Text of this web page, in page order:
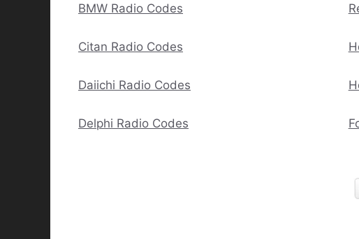
BMW Radio Codes
Citan Radio Codes
Daiichi Radio Codes
Delphi Radio Codes